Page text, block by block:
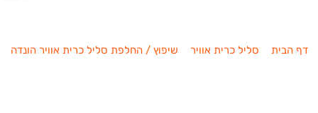
דף הבית סליל כרית אוויר
שיפוץ / החלפת סליל כרית אוויר הונדה